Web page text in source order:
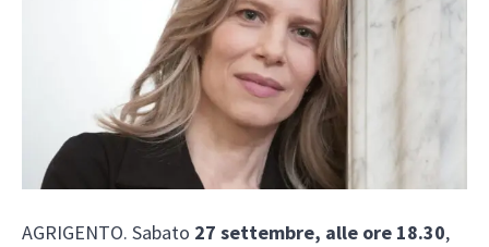
AGRIGENTO. Sabato 27 settembre, alle ore 18.30,